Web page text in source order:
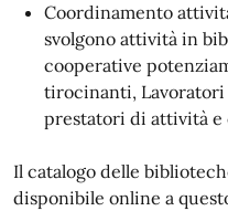
Coordinamento
svolgono attività in
cooperative
tirocinanti,
prestatori di attività e
Il catalogo delle
disponibile online a